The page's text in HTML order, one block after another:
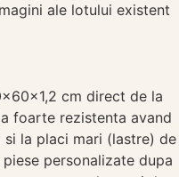
ale lotului existent
cm direct de la
foarte rezistenta avand
la placi mari (lastre) de
personalizate dupa